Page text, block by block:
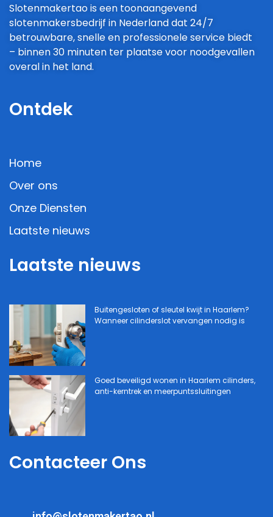
Slotenmakertao is een toonaangevend
slotenmakersbedrijf in Nederland dat 24/7
betrouwbare, snelle en professionele service biedt
– binnen 30 minuten ter plaatse voor noodgevallen
overal in het land.
Ontdek
Home
Over ons
Onze Diensten
Laatste nieuws
Laatste nieuws
Buitengesloten of sleutel kwijt in Haarlem?
Wanneer cilinderslot vervangen nodig is
Goed beveiligd wonen in Haarlem cilinders,
anti-kerntrek en meerpuntssluitingen
Contacteer Ons